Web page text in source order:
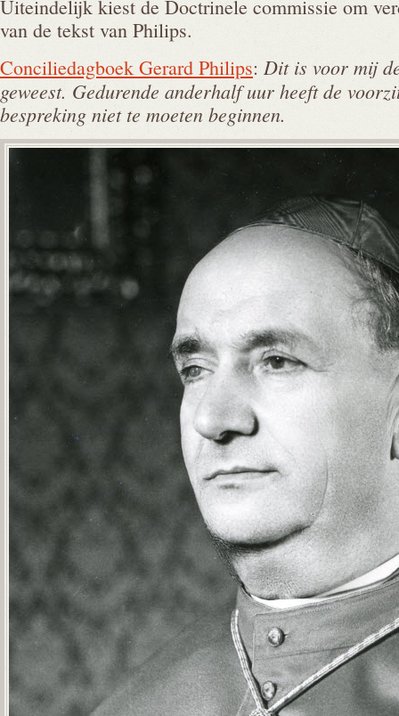
Uiteindelijk kiest de Doctrinele commissie om
van de tekst van Philips.
Conciliedagboek Gerard Philips: Dit is voor mij
geweest. Gedurende anderhalf uur heeft de
bespreking niet te moeten beginnen.